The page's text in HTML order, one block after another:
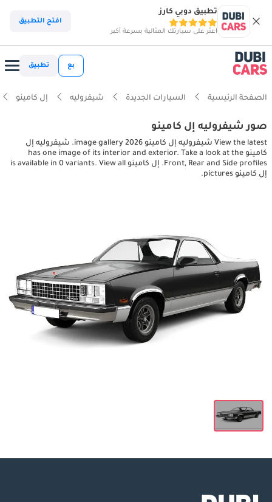
تطبيق دوبي كارز
اعثر على سيارتك المثالية بسرعة أكبر
افتح التطبيق
بع تطبيق
الصفحة الرئيسية السيارات الجديدة شيفروليه إل كامينو
صور شيفروليه إل كامينو
View the latest شيفروليه إل كامينو 2026 image gallery. شيفروليه إل
كامينو has one image of its interior and exterior. Take a look at the
Front, Rear and Side profiles. إل كامينو is available in 0 variants. View all
إل كامينو pictures.